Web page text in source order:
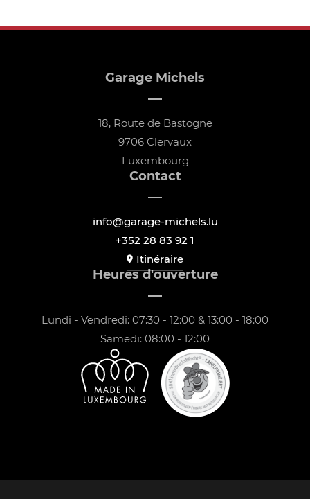
Garage Michels
18, Route de Bastogne
9706 Clervaux
Luxembourg
Contact
info@garage-michels.lu
+352 28 83 92 1
Itinéraire
Heures d'ouverture
Lundi - Vendredi: 07:30 - 12:00 & 13:00 - 18:00
Samedi: 08:00 - 12:00